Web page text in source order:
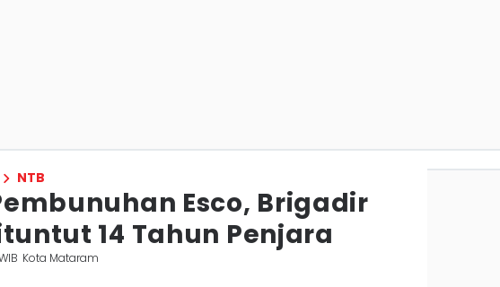
NTB
Esco, Brigadir
14 Tahun Penjara
Kota Mataram